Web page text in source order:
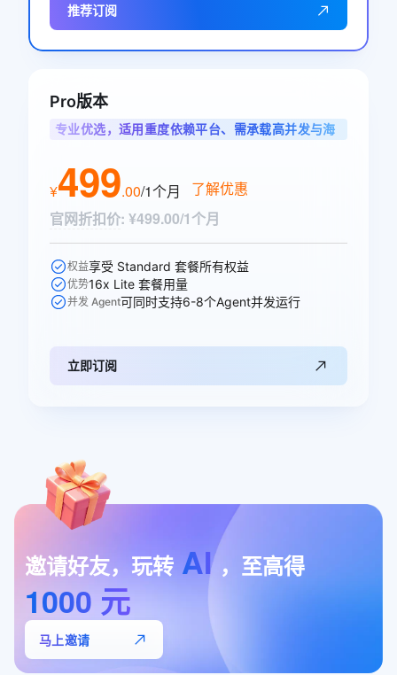
推荐订阅
Pro版本
专业优选，适用重度依赖平台、需承载高并发与海
¥499.00/1个月
了解优惠
官网折扣价: ¥499.00/1个月
权益享受 Standard 套餐所有权益
优势16x Lite 套餐用量
并发 Agent可同时支持6-8个Agent并发运行
立即订阅
邀请好友，玩转 AI ，至高得
1000 元
马上邀请